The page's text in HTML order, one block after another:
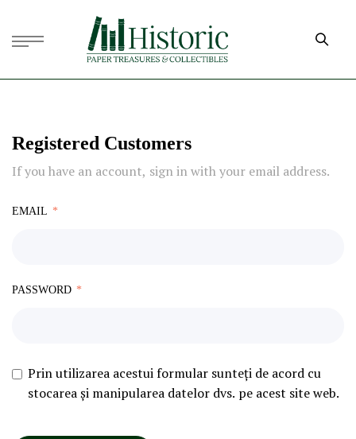
Registered Customers
If you have an account, sign in with your email address.
EMAIL
PASSWORD
Prin utilizarea acestui formular sunteți de acord cu
stocarea și manipularea datelor dvs. pe acest site web.